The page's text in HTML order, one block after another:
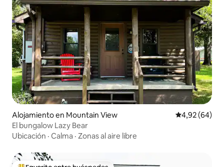
Alojamiento en Mountain View Calificación
4,92 (64)
El bungalow Lazy Bear
Ubicación · Calma · Zonas al aire libre